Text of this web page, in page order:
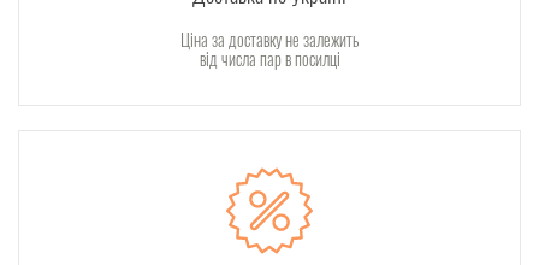
Ціна за доставку не залежить
від числа пар в посилці